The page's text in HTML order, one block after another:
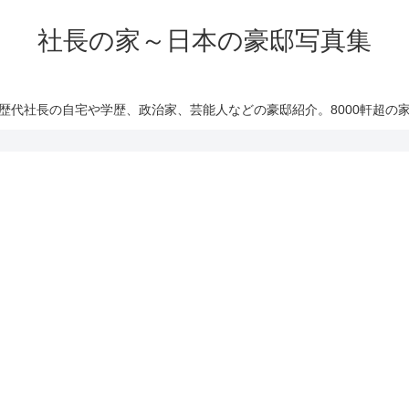
社長の家～日本の豪邸写真集
代社長の自宅や学歴、政治家、芸能人などの豪邸紹介。8000軒超の家